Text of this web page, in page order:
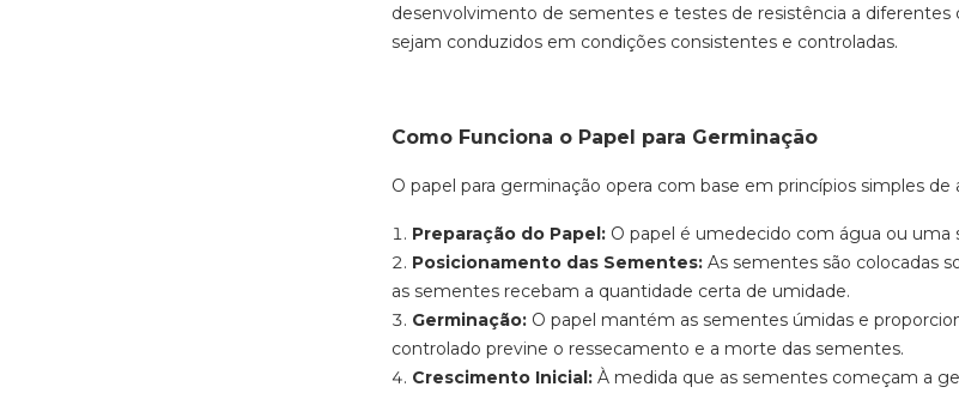
desenvolvimento de sementes e testes de resistência a diferentes
sejam conduzidos em condições consistentes e controladas.
Como Funciona o Papel para Germinação
O papel para germinação opera com base em princípios simples
Preparação do Papel: O papel é umedecido com água ou
Posicionamento das Sementes: As sementes são colocadas
as sementes recebam a quantidade certa de umidade.
Germinação: O papel mantém as sementes úmidas e
controlado previne o ressecamento e a morte das sementes.
Crescimento Inicial: À medida que as sementes começam a